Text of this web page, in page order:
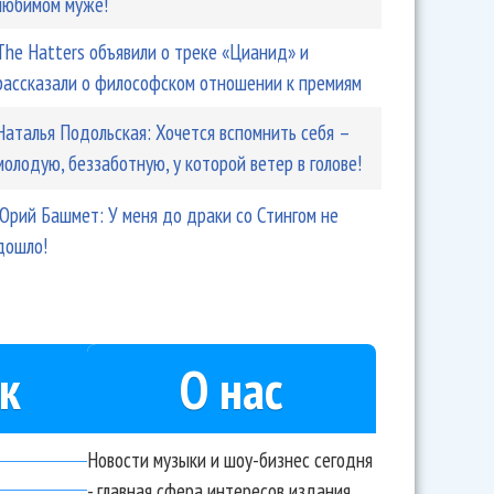
Hatters объявили о треке «Цианид» и
о философском отношении к премиям
Подольская: Хочется вспомнить себя –
беззаботную, у которой ветер в голове!
Башмет: У меня до драки со Стингом не
О нас
Новости музыки и шоу-бизнес сегодня